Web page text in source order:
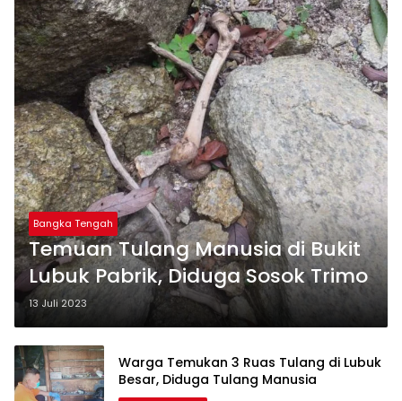
Bangka Tengah
Temuan Tulang Manusia di Bukit
Lubuk Pabrik, Diduga Sosok Trimo
13 Juli 2023
Warga Temukan 3 Ruas Tulang di Lubuk
Besar, Diduga Tulang Manusia